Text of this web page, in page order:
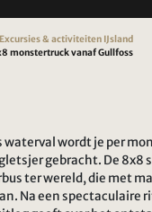
Excursies & activiteiten IJsland
monstertruck vanaf Gullfoss
waterval wordt je per
gebracht. De 8x8
ter wereld, die met
Na een spectaculaire